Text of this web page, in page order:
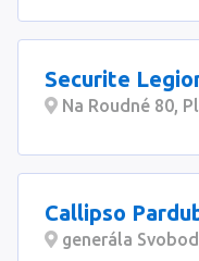
Securite
Na Roudné 80,
Callipso
generála